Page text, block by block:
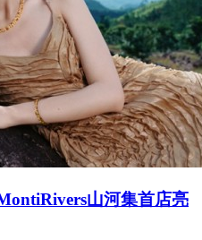
山河集首店亮